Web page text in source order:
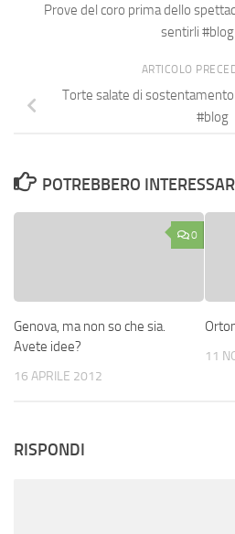
Prove del coro prima dello
sentirli #blog
ARTICOLO
Torte salate di
#blog
POTREBBERO
0
Genova, ma non so che sia.
Avete idee?
16 APRILE 2012
11
RISPONDI